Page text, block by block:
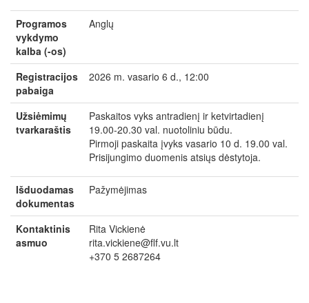
Programos
vykdymo
kalba (-os)
Anglų
Registracijos
pabaiga
2026 m. vasario 6 d., 12:00
Užsiėmimų
tvarkaraštis
Paskaitos vyks antradienį ir ketvirtadienį
19.00-20.30 val. nuotoliniu būdu.
Pirmoji paskaita įvyks vasario 10 d. 19.00 val.
Prisijungimo duomenis atsiųs dėstytoja.
Išduodamas
dokumentas
Pažymėjimas
Kontaktinis
asmuo
Rita Vickienė
rita.vickiene@flf.vu.lt
+370 5 2687264